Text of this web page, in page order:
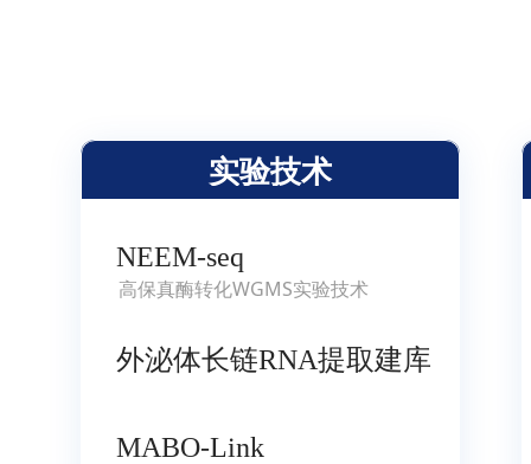
实验技术
NEEM-seq
高保真酶转化WGMS实验技术
外泌体长链RNA提取建库
MABO-Link